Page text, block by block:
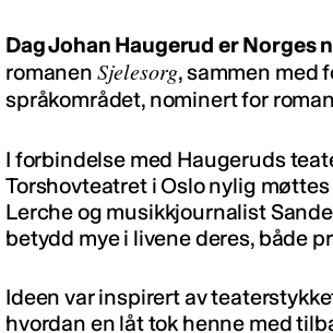
Dag Johan Haugerud er Norges
romanen Sjelesorg, sammen med
språkområdet, nominert for
I forbindelse med Haugeruds
Torshovteatret i Oslo nylig
Lerche og musikkjournalist
betydd mye i livene deres, både
Ideen var inspirert av
hvordan en låt tok henne med